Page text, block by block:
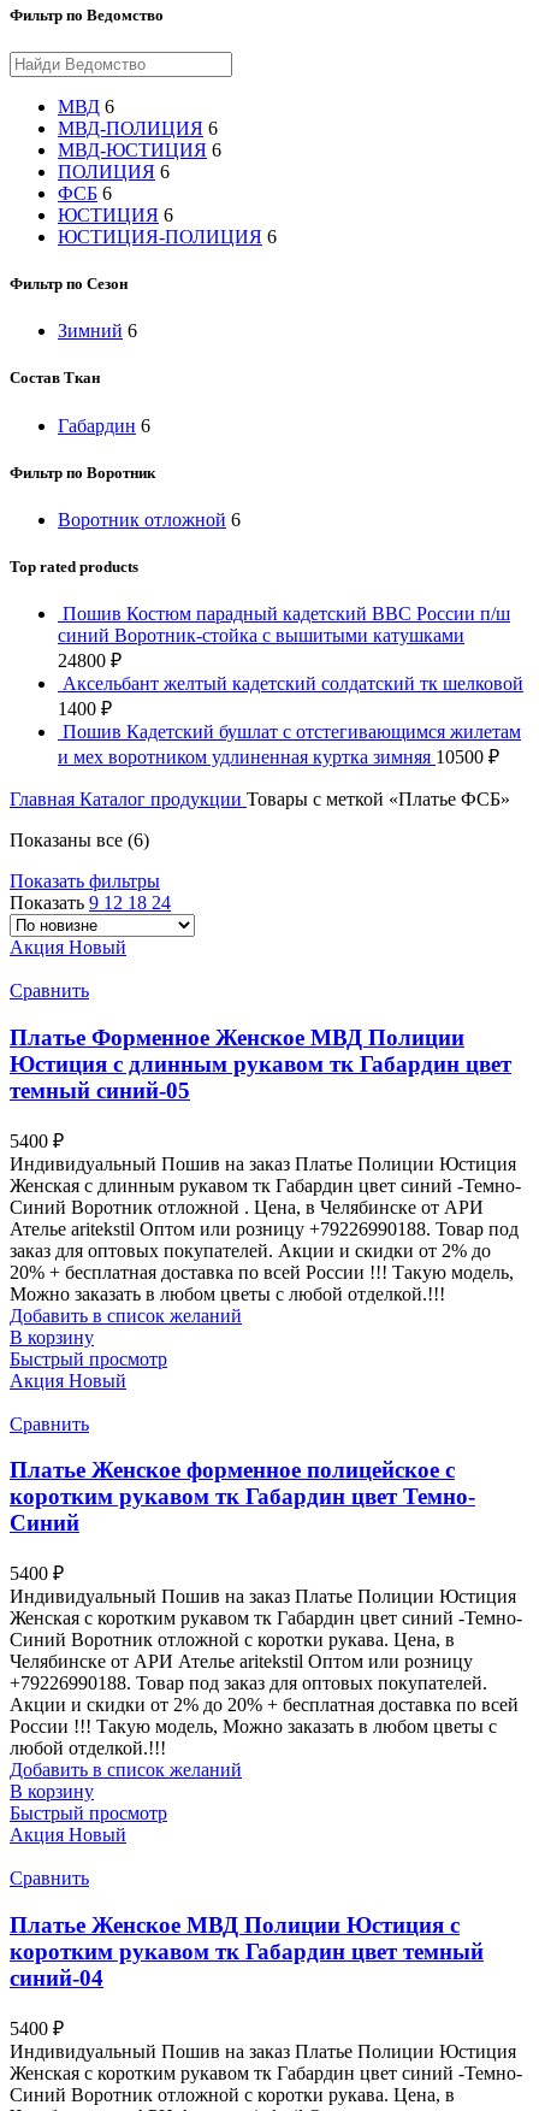
Фильтр по Ведомство
МВД 6
МВД-ПОЛИЦИЯ 6
МВД-ЮСТИЦИЯ 6
ПОЛИЦИЯ 6
ФСБ 6
ЮСТИЦИЯ 6
ЮСТИЦИЯ-ПОЛИЦИЯ 6
Фильтр по Сезон
Зимний 6
Состав Ткан
Габардин 6
Фильтр по Воротник
Воротник отложной 6
Top rated products
Пошив Костюм парадный кадетский ВВС России п/ш
синий Воротник-стойка с вышитыми катушками
24800 ₽
Аксельбант желтый кадетский солдатский тк шелковой
1400 ₽
Пошив Кадетский бушлат с отстегивающимся жилетам
и мех воротником удлиненная куртка зимняя 10500 ₽
Главная Каталог продукции Товары с меткой «Платье ФСБ»
Показаны все (6)
Показать фильтры
Показать 9 12 18 24
Акция Новый
Сравнить
Платье Форменное Женское МВД Полиции
Юстиция с длинным рукавом тк Габардин цвет
темный синий-05
5400 ₽
Индивидуальный Пошив на заказ Платье Полиции Юстиция
Женская с длинным рукавом тк Габардин цвет синий -Темно-
Синий Воротник отложной . Цена, в Челябинске от АРИ
Ателье aritekstil Оптом или розницу +79226990188. Товар под
заказ для оптовых покупателей. Акции и скидки от 2% до
20% + бесплатная доставка по всей России !!! Такую модель,
Mожно заказать в любом цветы с любой отделкой.!!!
Добавить в список желаний
В корзину
Быстрый просмотр
Акция Новый
Сравнить
Платье Женское форменное полицейское с
коротким рукавом тк Габардин цвет Темно-
Синий
5400 ₽
Индивидуальный Пошив на заказ Платье Полиции Юстиция
Женская с коротким рукавом тк Габардин цвет синий -Темно-
Синий Воротник отложной с коротки рукава. Цена, в
Челябинске от АРИ Ателье aritekstil Оптом или розницу
+79226990188. Товар под заказ для оптовых покупателей.
Акции и скидки от 2% до 20% + бесплатная доставка по всей
России !!! Такую модель, Mожно заказать в любом цветы с
любой отделкой.!!!
Добавить в список желаний
В корзину
Быстрый просмотр
Акция Новый
Сравнить
Платье Женское МВД Полиции Юстиция с
коротким рукавом тк Габардин цвет темный
синий-04
5400 ₽
Индивидуальный Пошив на заказ Платье Полиции Юстиция
Женская с коротким рукавом тк Габардин цвет синий -Темно-
Синий Воротник отложной с коротки рукава. Цена, в